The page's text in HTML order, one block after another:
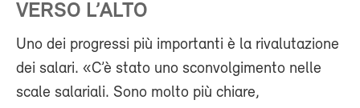
VERSO L’ALTO
Uno dei progressi più importanti è la rivalutazione
dei salari. «C’è stato uno sconvolgimento nelle
scale salariali. Sono molto più chiare,